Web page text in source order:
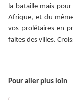
la bataille mais
Afrique, et du
vos prolétaires en
faites des villes.
Pour aller plus loin